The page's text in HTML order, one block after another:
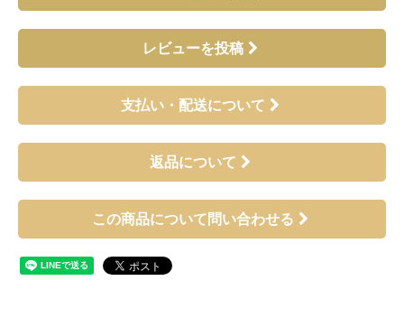
レビューを投稿
支払い・配送について
返品について
この商品について問い合わせる